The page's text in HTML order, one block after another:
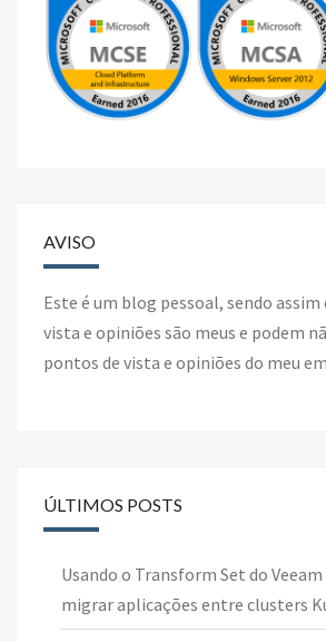
AVISO
Este é um blog pessoal, sendo
vista e opiniões são meus e podem
pontos de vista e opiniões do meu
ÚLTIMOS POSTS
Usando o Transform Set do
migrar aplicações entre clusters